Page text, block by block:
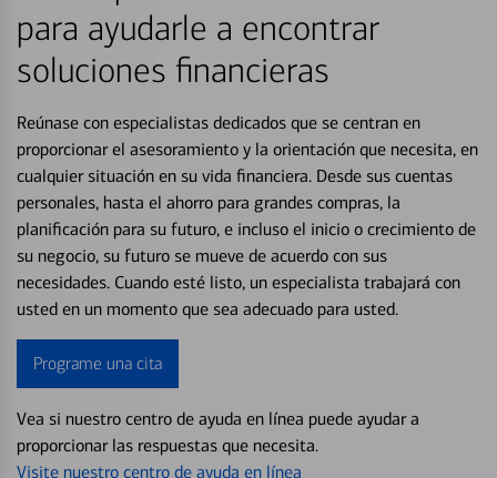
para ayudarle a encontrar
soluciones financieras
Reúnase con especialistas dedicados que se centran en
proporcionar el asesoramiento y la orientación que necesita, en
cualquier situación en su vida financiera. Desde sus cuentas
personales, hasta el ahorro para grandes compras, la
planificación para su futuro, e incluso el inicio o crecimiento de
su negocio, su futuro se mueve de acuerdo con sus
necesidades. Cuando esté listo, un especialista trabajará con
usted en un momento que sea adecuado para usted.
Programe una cita
Vea si nuestro centro de ayuda en línea puede ayudar a
proporcionar las respuestas que necesita.
Visite nuestro centro de ayuda en línea